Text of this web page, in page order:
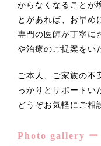
からなくなることが
とがあれば、お早め
専門の医師が丁寧に
や治療のご提案をい
ご本人、ご家族の不
っかりとサポートい
どうぞお気軽にご相
Photo gallery ー